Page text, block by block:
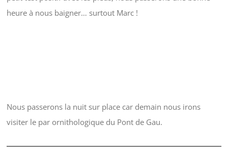
heure à nous baigner… surtout Marc !
Nous passerons la nuit sur place car demain nous irons
visiter le par ornithologique du Pont de Gau.